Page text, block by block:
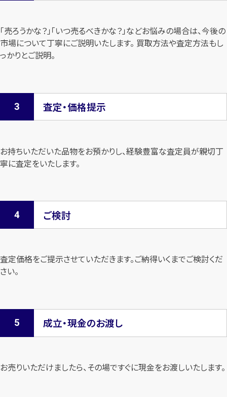
「売ろうかな？」「いつ売るべきかな？」などお悩みの場合は、今後の
市場について丁寧にご説明いたします。 買取方法や査定方法もし
っかりとご説明。
査定・価格提示
お持ちいただいた品物をお預かりし、経験豊富な査定員が親切丁
寧に査定をいたします。
ご検討
査定価格をご提示させていただきます。ご納得いくまでご検討くだ
さい。
成立・現金のお渡し
お売りいただけましたら、その場ですぐに現金をお渡しいたします。